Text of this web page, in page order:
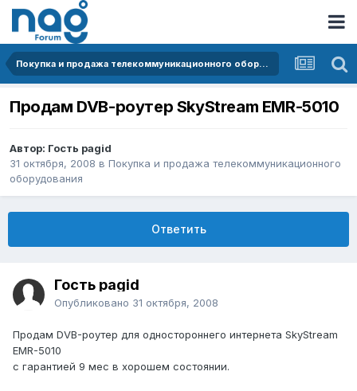
Покупка и продажа телекоммуникационного оборудования
Продам DVB-роутер SkyStream EMR-5010
Автор: Гость pagid
31 октября, 2008 в Покупка и продажа телекоммуникационного
оборудования
Ответить
Гость pagid
Опубликовано 31 октября, 2008
Продам DVB-роутер для одностороннего интернета SkyStream
EMR-5010
с гарантией 9 мес в хорошем состоянии.